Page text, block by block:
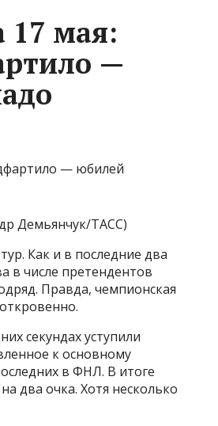
17 мая:
—
Демьянчук/ТАСС)
Как и в последние два
в числе претендентов
Правда, чемпионская
секундах уступили
к основному
в ФНЛ. В итоге
два очка. Хотя несколько